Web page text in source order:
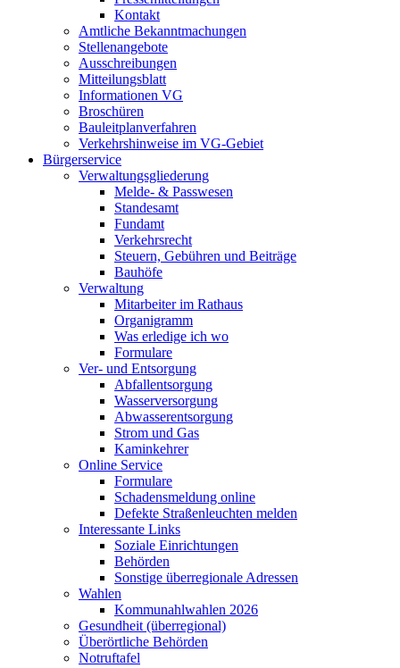
Kontakt
Amtliche Bekanntmachungen
Stellenangebote
Ausschreibungen
Mitteilungsblatt
Informationen VG
Broschüren
Bauleitplanverfahren
Verkehrshinweise im VG-Gebiet
Bürgerservice
Verwaltungsgliederung
Melde- & Passwesen
Standesamt
Fundamt
Verkehrsrecht
Steuern, Gebühren und Beiträge
Bauhöfe
Verwaltung
Mitarbeiter im Rathaus
Organigramm
Was erledige ich wo
Formulare
Ver- und Entsorgung
Abfallentsorgung
Wasserversorgung
Abwasserentsorgung
Strom und Gas
Kaminkehrer
Online Service
Formulare
Schadensmeldung online
Defekte Straßenleuchten melden
Interessante Links
Soziale Einrichtungen
Behörden
Sonstige überregionale Adressen
Wahlen
Kommunahlwahlen 2026
Gesundheit (überregional)
Überörtliche Behörden
Notruftafel